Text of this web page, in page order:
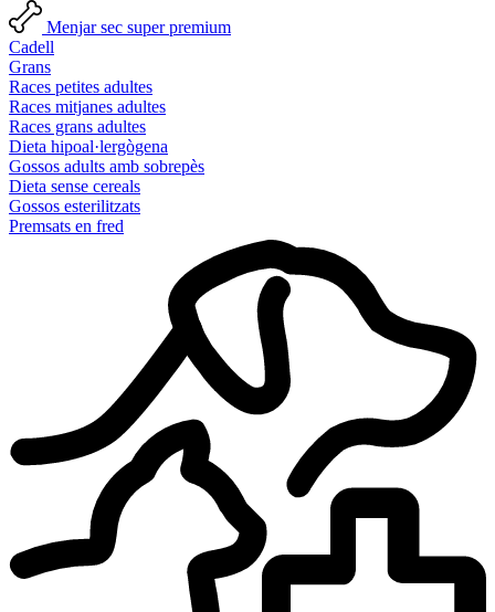
Menjar sec super premium
Cadell
Grans
Races petites adultes
Races mitjanes adultes
Races grans adultes
Dieta hipoal·lergògena
Gossos adults amb sobrepès
Dieta sense cereals
Gossos esterilitzats
Premsats en fred